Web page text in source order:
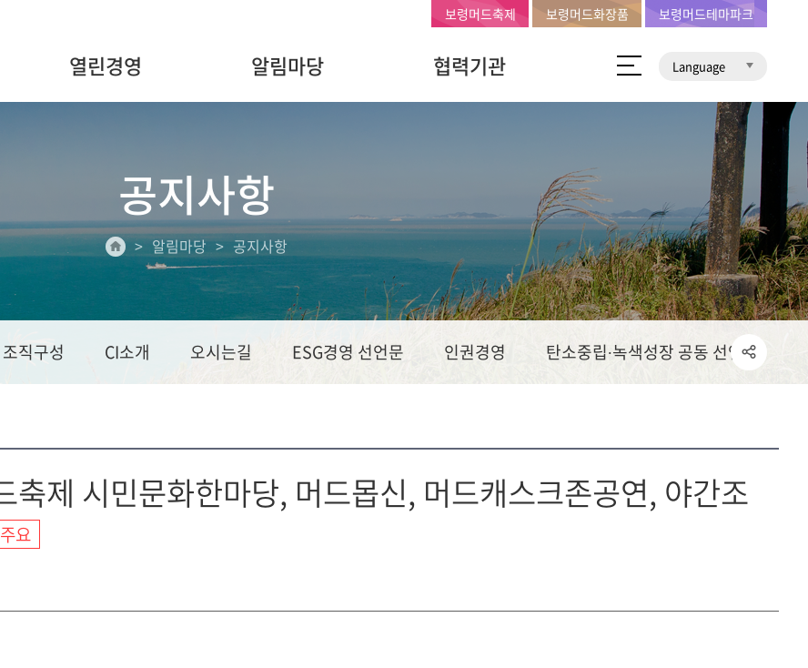
열린경영 알림마당 협력기관 Language
보령머드축제 보령머드화장품 보령머드테마파크
공지사항
알림마당 공지사항
조직구성 CI소개 오시는길 ESG경영 선언문 인권경영 탄소중립∙녹색성장 공동 선언문
축제 시민문화한마당, 머드몹신, 머드캐스크존공연, 야간조
주요